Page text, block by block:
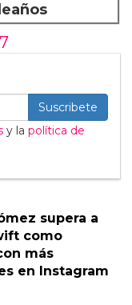
7
Suscribete
y la política de
supera a
como
más
en Instagram